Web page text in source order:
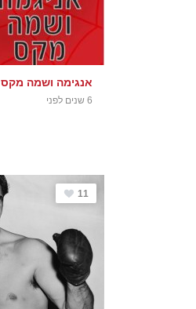
אנגימה ושמה מקס
6 שנים לפני
11